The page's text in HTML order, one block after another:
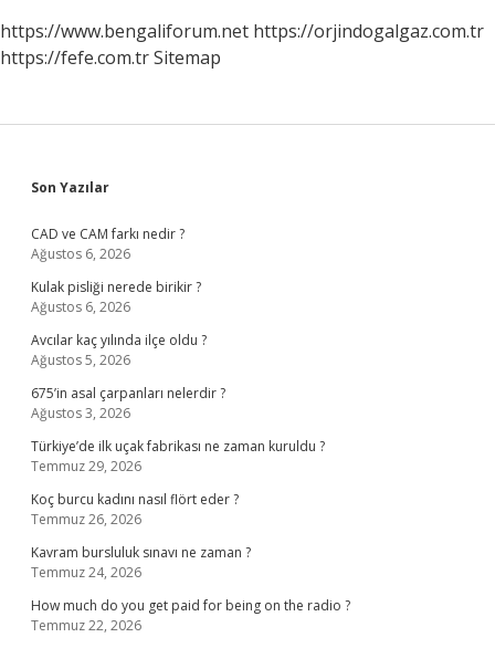
https://www.bengaliforum.net https://orjindogalgaz.com.tr
https://fefe.com.trSitemap
Sidebar
Son Yazılar
CAD ve CAM farkı nedir ?
Ağustos 6, 2026
Kulak pisliği nerede birikir ?
Ağustos 6, 2026
Avcılar kaç yılında ilçe oldu ?
Ağustos 5, 2026
675’in asal çarpanları nelerdir ?
Ağustos 3, 2026
Türkiye’de ilk uçak fabrikası ne zaman kuruldu ?
Temmuz 29, 2026
Koç burcu kadını nasıl flört eder ?
Temmuz 26, 2026
Kavram bursluluk sınavı ne zaman ?
Temmuz 24, 2026
How much do you get paid for being on the radio ?
Temmuz 22, 2026